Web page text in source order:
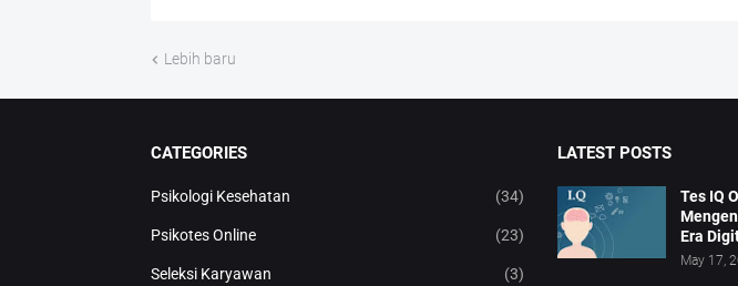
Lebih baru
CATEGORIES
Psikologi Kesehatan (34)
Psikotes Online (23)
Seleksi Karyawan (3)
LATEST POSTS
Tes IQ
Era
May 17,